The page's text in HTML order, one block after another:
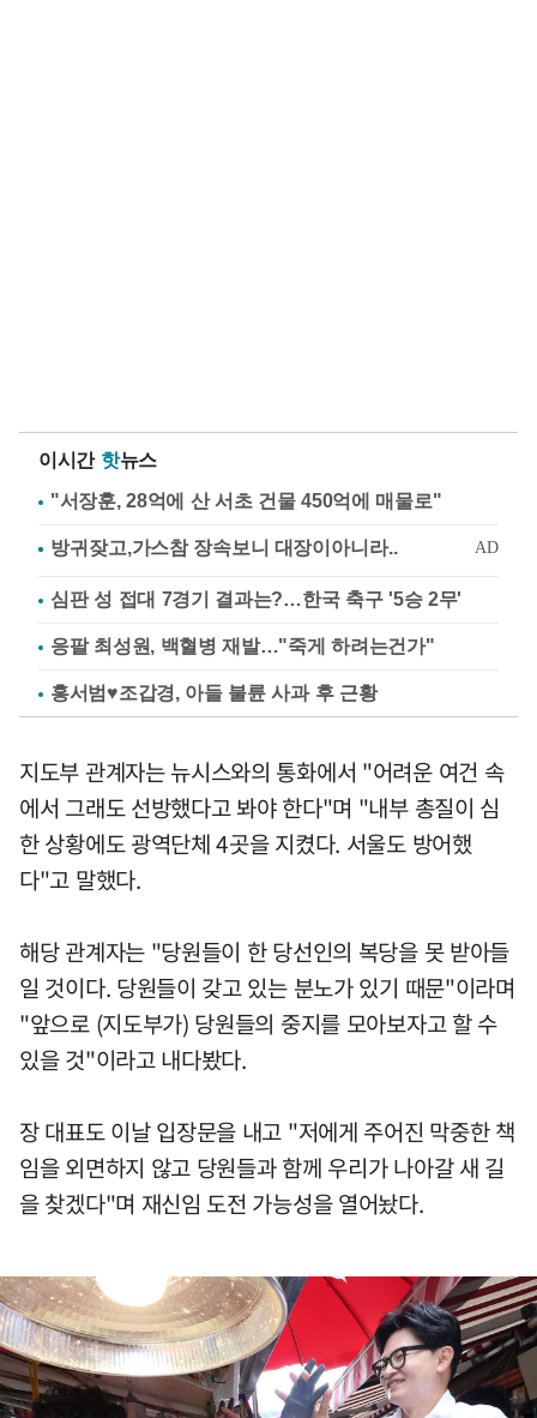
이시간 핫뉴스
"서장훈, 28억에 산 서초 건물 450억에 매물로"
심판 성 접대 7경기 결과는?…한국 축구 '5승 2무'
응팔 최성원, 백혈병 재발…"죽게 하려는건가"
홍서범♥조갑경, 아들 불륜 사과 후 근황
지도부 관계자는 뉴시스와의 통화에서 "어려운 여건 속
에서 그래도 선방했다고 봐야 한다"며 "내부 총질이 심
한 상황에도 광역단체 4곳을 지켰다. 서울도 방어했
다"고 말했다.
해당 관계자는 "당원들이 한 당선인의 복당을 못 받아들
일 것이다. 당원들이 갖고 있는 분노가 있기 때문"이라며
"앞으로 (지도부가) 당원들의 중지를 모아보자고 할 수
있을 것"이라고 내다봤다.
장 대표도 이날 입장문을 내고 "저에게 주어진 막중한 책
임을 외면하지 않고 당원들과 함께 우리가 나아갈 새 길
을 찾겠다"며 재신임 도전 가능성을 열어놨다.